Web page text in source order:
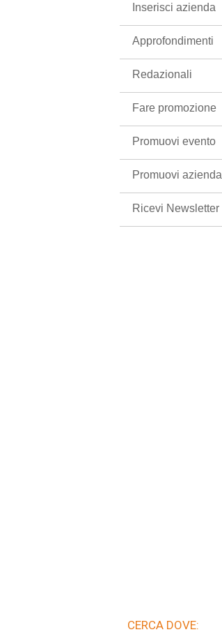
Inserisci azienda
Approfondimenti
Redazionali
Fare promozione
Promuovi evento
Promuovi azienda
Ricevi Newsletter
CERCA DOVE: